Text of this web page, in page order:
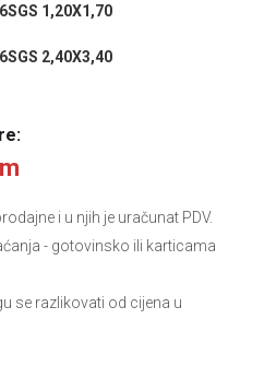
1,20X1,70
2,40X3,40
i u njih je uračunat PDV.
- gotovinsko ili karticama
se razlikovati od cijena u